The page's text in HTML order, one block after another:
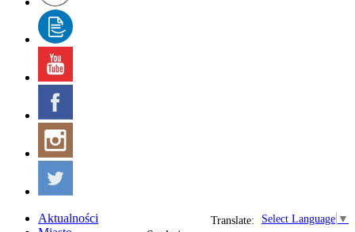
Select Language ▼
Translate:
Aktualności